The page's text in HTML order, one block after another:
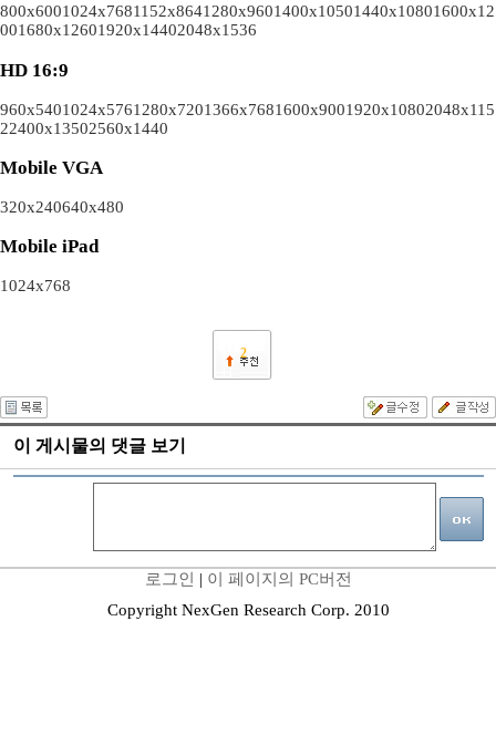
800x6001024x7681152x8641280x9601400x10501440x10801600x12
001680x12601920x14402048x1536
HD 16:9
960x5401024x5761280x7201366x7681600x9001920x10802048x115
22400x13502560x1440
Mobile VGA
320x240640x480
Mobile iPad
1024x768
2
이 게시물의 댓글 보기
로그인 | 이 페이지의 PC버전
Copyright NexGen Research Corp. 2010